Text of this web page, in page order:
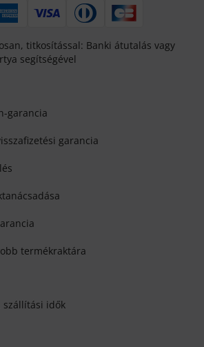
titkosítással: Banki átutalás vagy
segítségével
garancia
garancia
termékraktára
szállítási idők